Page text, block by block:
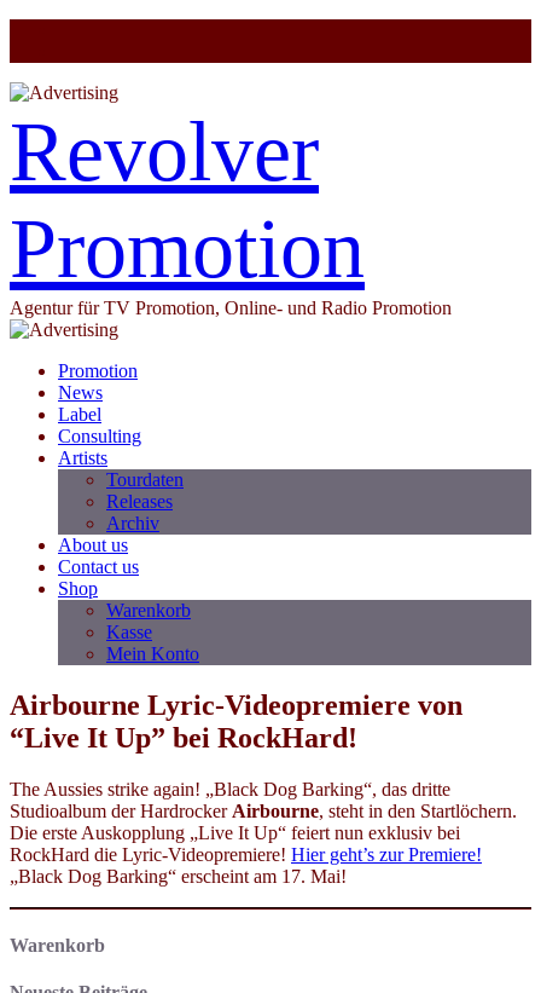
Revolver
Promotion
Agentur für TV Promotion, Online- und Radio Promotion
Promotion
News
Label
Consulting
Artists
Tourdaten
Releases
Archiv
About us
Contact us
Shop
Warenkorb
Kasse
Mein Konto
Airbourne Lyric-Videopremiere von
“Live It Up” bei RockHard!
The Aussies strike again! „Black Dog Barking“, das dritte
Studioalbum der Hardrocker Airbourne, steht in den Startlöchern.
Die erste Auskopplung „Live It Up“ feiert nun exklusiv bei
RockHard die Lyric-Videopremiere! Hier geht’s zur Premiere!
„Black Dog Barking“ erscheint am 17. Mai!
Warenkorb